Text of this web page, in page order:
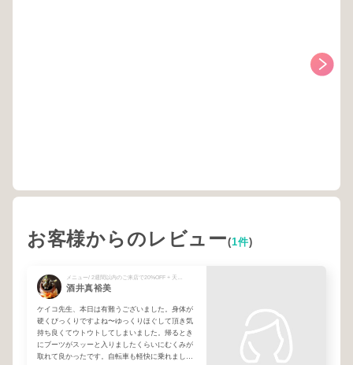
お客様からのレビュー(1件)
酒井真裕美
ケイコ先生、本日は有難うございました。身体が
硬くびっくりですよね〜ゆっくりほぐして頂き気
持ち良くてウトウトしてしまいました。帰るとき
にブーツがスッーと入りましたくらいにむくみが
取れて良かったです。自転車も軽快に乗れまし